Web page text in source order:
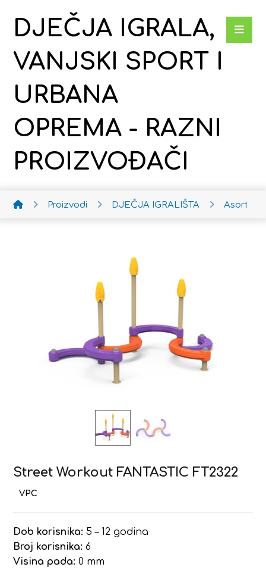
DJEČJA IGRALA,
VANJSKI SPORT I
URBANA
OPREMA - RAZNI
PROIZVOĐAČI
Proizvodi DJEČJA IGRALIŠTA
Street Workout FANTASTIC FT2322
Dob korisnika: 5 – 12 godina
Broj korisnika: 6
Visina pada: 0 mm